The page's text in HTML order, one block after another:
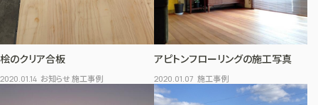
桧のクリア合板
2020.01.14 お知らせ 施工事例
アピトンフローリングの施工写真
2020.01.07 施工事例